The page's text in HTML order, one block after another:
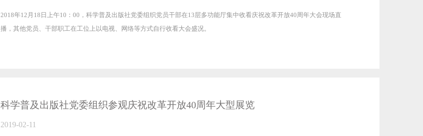
2018年12月18日上午10：00，科学普及出版社党委组织党员干部在13层多功能厅集中收看庆祝改革开放40周年大会现场直
播，其他党员、干部职工在工位上以电视、网络等方式自行收看大会盛况。
科学普及出版社党委组织参观庆祝改革开放40周年大型展览
2019-02-11